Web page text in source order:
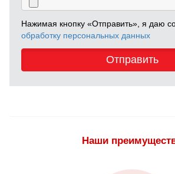
Нажимая кнопку «Отправить», я даю
обработку персональных данных
Отправить
Наши